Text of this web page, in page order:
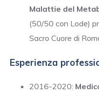
Malattie del
(50/50 con Lode)
Sacro Cuore di
Esperienza
2016-2020: